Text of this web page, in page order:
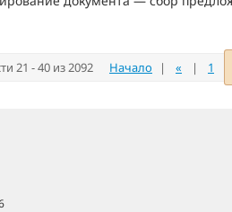
21 - 40 из 2092 Начало | « | 1